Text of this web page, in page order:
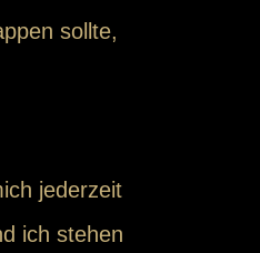
sollte,
jederzeit
ich stehen